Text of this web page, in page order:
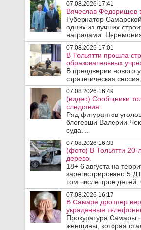
07.08.2026 17:41
Вячеслав Федорищев
Губернатор
одних из лучших
наградами.
07.08.2026 17:01
В Тольятти прошла
образовательных
В преддверии нового
стратегическая
07.08.2026 16:49
(видео) Сообщники
следствия.
Ряд фигурантов
блогерши Валерии
суда. ..
07.08.2026 16:33
(фото) В Тольятти 20-
дерево.
18+ 6 августа на
зарегистрировано 5
том числе трое
07.08.2026 16:17
В Самаре дроппер
украденные
Прокуратура Самары
женщины, которая